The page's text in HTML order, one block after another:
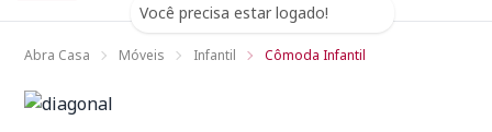
Você precisa estar logado!
Abra Casa Móveis Infantil Cômoda Infantil